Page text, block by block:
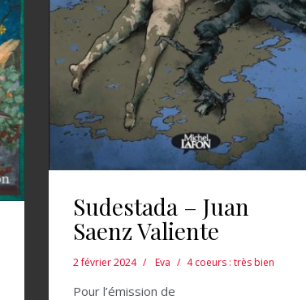
Sudestada – Juan
Saenz Valiente
2 février 2024 Eva 4 coeurs : très bien
Pour l’émission de